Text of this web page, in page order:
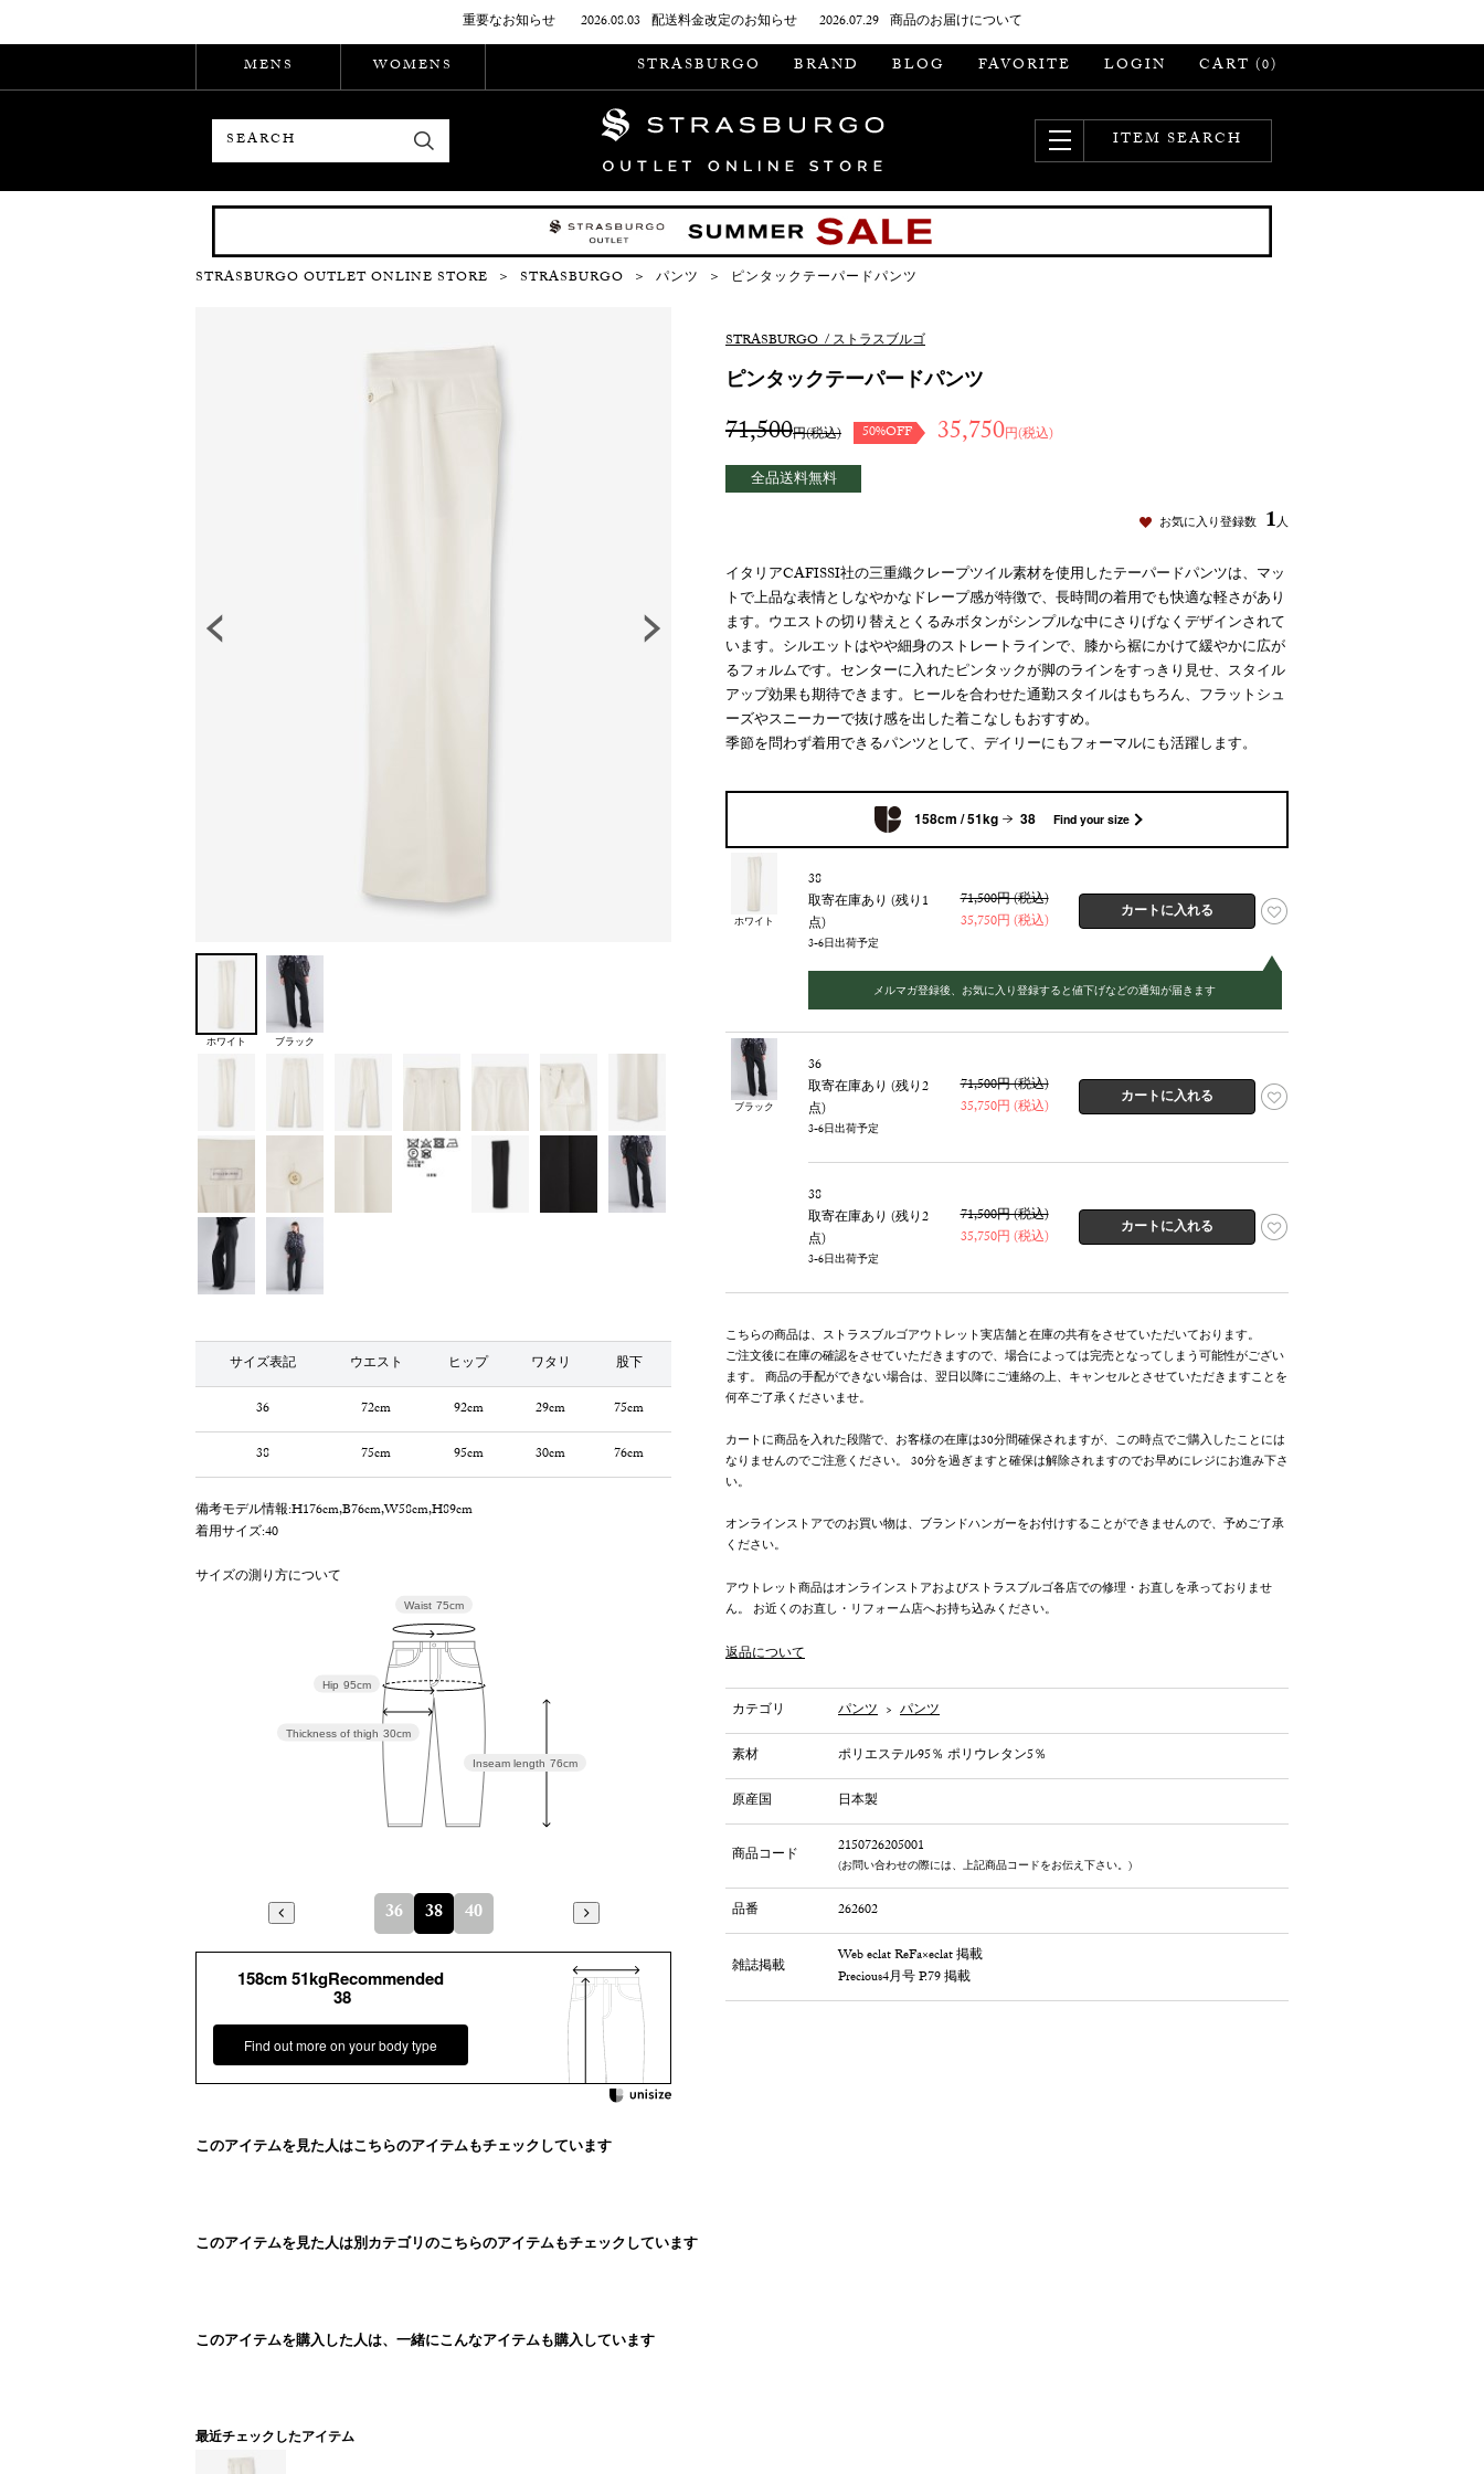
重要なお知らせ 2026.08.03 配送料金改定のお知らせ 2026.07.29 商品のお届けについて
MENS
WOMENS STRASBURGO BRAND BLOG FAVORITE LOGIN CART (0)
ITEM SEARCH
STRASBURGO OUTLET ONLINE STORE ＞ STRASBURGO ＞ パンツ ＞ ピンタックテーパードパンツ
ホワイト ブラック
サイズ表記 ウエスト ヒップ ワタリ 股下
36 72cm 92cm 29cm 75cm
38 75cm 95cm 30cm 76cm
備考モデル情報:H176cm,B76cm,W58cm,H89cm
着用サイズ:40
サイズの測り方について
Inseam length 76cm
Thickness of thigh 30cm
Hip 95cm
Waist 75cm
36 38 40
158cm 51kgRecommended
38
Find out more on your body type
STRASBURGO/ストラスブルゴ
ピンタックテーパードパンツ
71,500円(税込) 50%OFF 35,750円(税込)
全品送料無料
お気に入り登録数 1人
イタリアCAFISSI社の三重織クレープツイル素材を使用したテーパードパンツは、マッ
トで上品な表情としなやかなドレープ感が特徴で、長時間の着用でも快適な軽さがあり
ます。ウエストの切り替えとくるみボタンがシンプルな中にさりげなくデザインされて
います。シルエットはやや細身のストレートラインで、膝から裾にかけて緩やかに広が
るフォルムです。センターに入れたピンタックが脚のラインをすっきり見せ、スタイル
アップ効果も期待できます。ヒールを合わせた通勤スタイルはもちろん、フラットシュ
ーズやスニーカーで抜け感を出した着こなしもおすすめ。
季節を問わず着用できるパンツとして、デイリーにもフォーマルにも活躍します。
158cm / 51kg 38 Find your size
ホワイト
38
取寄在庫あり (残り1
点)
3-6日出荷予定
71,500円 (税込)
35,750円 (税込)
メルマガ登録後、お気に入り登録すると値下げなどの通知が届きます
ブラック
36
取寄在庫あり (残り2
点)
3-6日出荷予定
71,500円 (税込)
35,750円 (税込)
38
取寄在庫あり (残り2
点)
3-6日出荷予定
71,500円 (税込)
35,750円 (税込)
こちらの商品は、ストラスブルゴアウトレット実店舗と在庫の共有をさせていただいております。
ご注文後に在庫の確認をさせていただきますので、場合によっては完売となってしまう可能性がござい
ます。 商品の手配ができない場合は、翌日以降にご連絡の上、キャンセルとさせていただきますことを
何卒ご了承くださいませ。
カートに商品を入れた段階で、お客様の在庫は30分間確保されますが、この時点でご購入したことには
なりませんのでご注意ください。 30分を過ぎますと確保は解除されますのでお早めにレジにお進み下さ
い。
オンラインストアでのお買い物は、ブランドハンガーをお付けすることができませんので、予めご了承
ください。
アウトレット商品はオンラインストアおよびストラスブルゴ各店での修理・お直しを承っておりませ
ん。 お近くのお直し・リフォーム店へお持ち込みください。
返品について
カテゴリ パンツ > パンツ
素材 ポリエステル95％ ポリウレタン5％
原産国 日本製
商品コード 2150726205001
(お問い合わせの際には、上記商品コードをお伝え下さい。)
品番 262602
雑誌掲載
Web eclat ReFa×eclat 掲載
Precious4月号 P.79 掲載
このアイテムを見た人はこちらのアイテムもチェックしています
このアイテムを見た人は別カテゴリのこちらのアイテムもチェックしています
このアイテムを購入した人は、一緒にこんなアイテムも購入しています
最近チェックしたアイテム